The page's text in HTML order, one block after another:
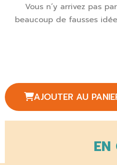
Vous n’y arrivez pas
beaucoup de fausses
AJOUTER AU
EN